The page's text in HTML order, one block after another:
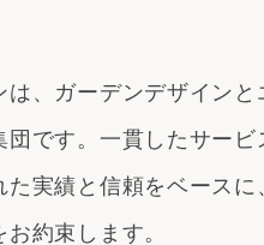
は、ガーデンデザインと
団です。一貫したサー
た実績と信頼をベース
約束します。